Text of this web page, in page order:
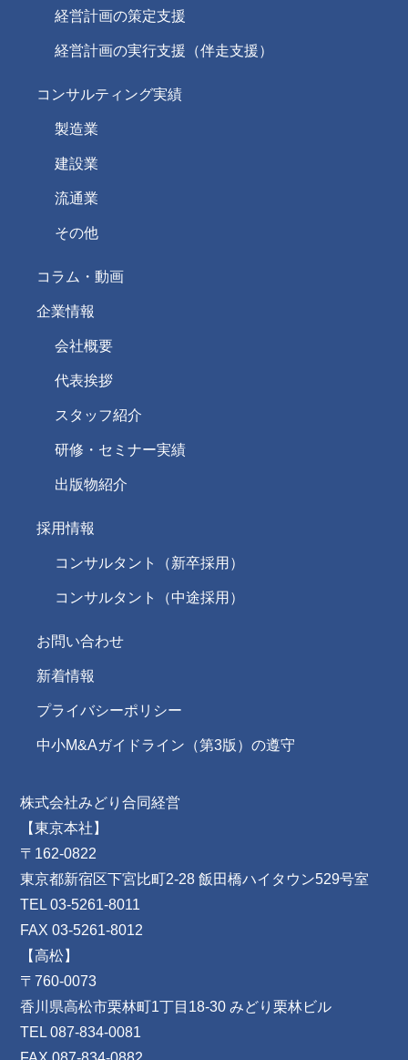
経営計画の策定支援
経営計画の実行支援（伴走支援）
コンサルティング実績
製造業
建設業
流通業
その他
コラム・動画
企業情報
会社概要
代表挨拶
スタッフ紹介
研修・セミナー実績
出版物紹介
採用情報
コンサルタント（新卒採用）
コンサルタント（中途採用）
お問い合わせ
新着情報
プライバシーポリシー
中小M&Aガイドライン（第3版）の遵守
株式会社みどり合同経営
【東京本社】
〒162-0822
東京都新宿区下宮比町2-28 飯田橋ハイタウン529号室
TEL 03-5261-8011
FAX 03-5261-8012
【高松】
〒760-0073
香川県高松市栗林町1丁目18-30 みどり栗林ビル
TEL 087-834-0081